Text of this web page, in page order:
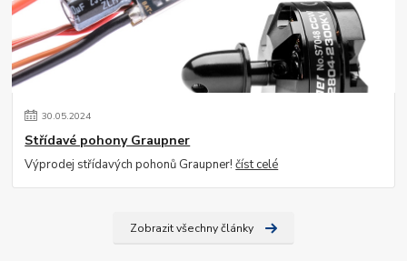
30.05.2024
Střídavé pohony Graupner
Výprodej střídavých pohonů Graupner!číst celé
Zobrazit všechny články